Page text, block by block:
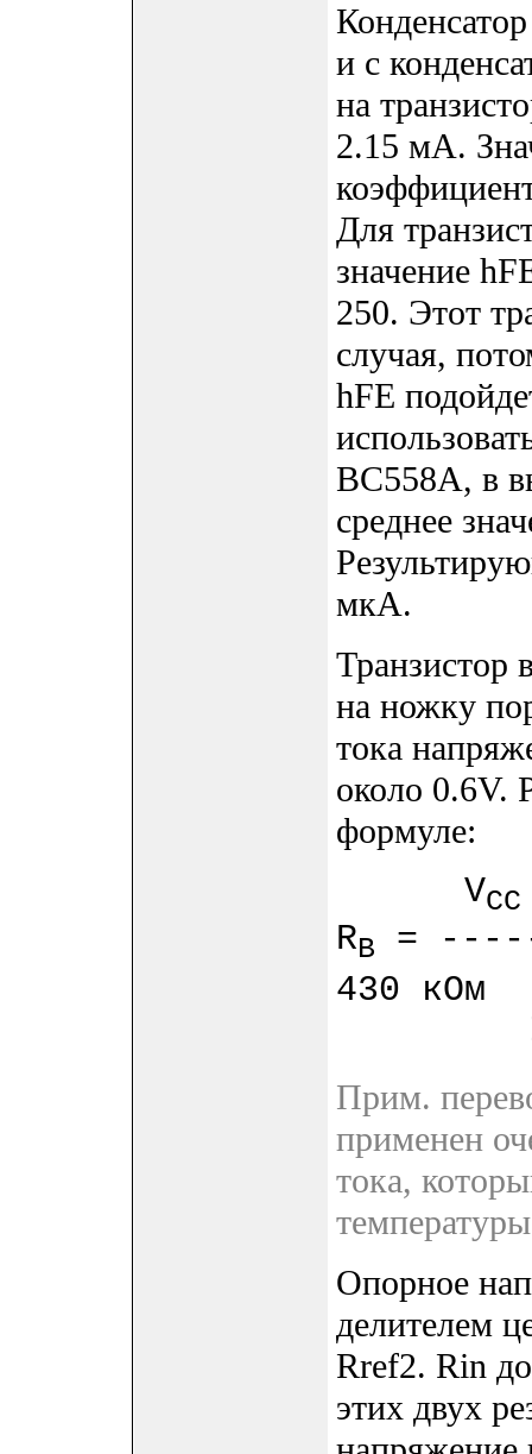
и с
на
2.15 мА.
Для
значение
250. Этот
случая,
hFE
BC558A, в
среднее
мкА.
Транзистор
на ножку
тока
около 0.6V.
формуле:
VCC
RB
=
430 кОм
Прим.
применен
тока,
Опорное
делителем
Rref2. Rin
этих двух